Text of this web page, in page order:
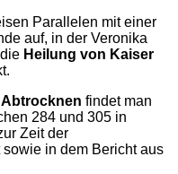
Parallelen mit einer
auf, in der Veronika
Heilung von Kaiser
findet man
284 und 305 in
Zeit der
in dem Bericht aus